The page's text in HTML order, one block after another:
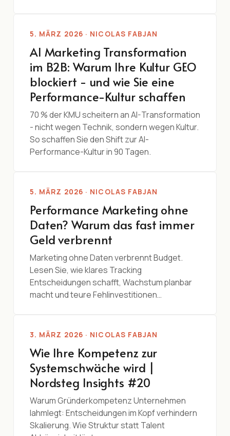
5. MÄRZ 2026 · NICOLAS FABJAN
AI Marketing Transformation
im B2B: Warum Ihre Kultur GEO
blockiert - und wie Sie eine
Performance-Kultur schaffen
70 % der KMU scheitern an AI-Transformation
- nicht wegen Technik, sondern wegen Kultur.
So schaffen Sie den Shift zur AI-
Performance-Kultur in 90 Tagen.
5. MÄRZ 2026 · NICOLAS FABJAN
Performance Marketing ohne
Daten? Warum das fast immer
Geld verbrennt
Marketing ohne Daten verbrennt Budget.
Lesen Sie, wie klares Tracking
Entscheidungen schafft, Wachstum planbar
macht und teure Fehlinvestitionen…
3. MÄRZ 2026 · NICOLAS FABJAN
Wie Ihre Kompetenz zur
Systemschwäche wird |
Nordsteg Insights #20
Warum Gründerkompetenz Unternehmen
lahmlegt: Entscheidungen im Kopf verhindern
Skalierung. Wie Struktur statt Talent